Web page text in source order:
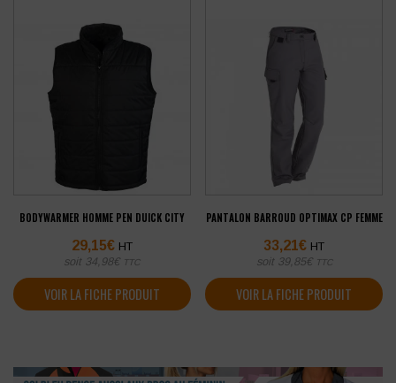
BODYWARMER HOMME PEN DUICK CITY
29,15€ HT
soit 34,98€ TTC
VOIR LA FICHE PRODUIT
PANTALON BARROUD OPTIMAX CP FEMME
33,21€ HT
soit 39,85€ TTC
VOIR LA FICHE PRODUIT